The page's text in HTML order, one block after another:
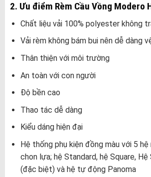
2. Ưu điểm Rèm Cầu Vồng Modero
Chất liệu vải 100% polyester không
Vải rèm không bám bui nên dễ dàng
Thân thiện với môi trường
An toàn với con người
Độ bền cao
Thao tác dễ dàng
Kiểu dáng hiện đại
Hệ thống phụ kiện đồng màu với 5
chon lựa; hệ Standard, hệ Square, Hệ
(đặc biệt) và hệ tự động Panoma